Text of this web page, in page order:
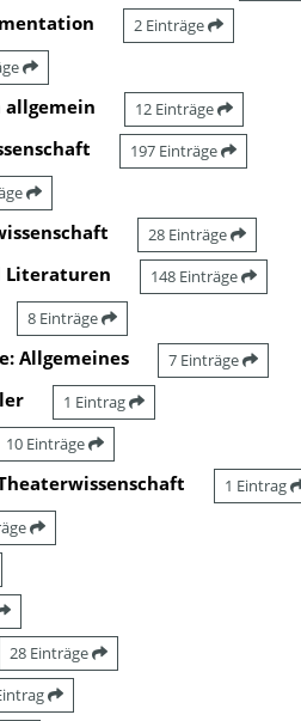
2 Einträge
allgemein 12 Einträge
197 Einträge
28 Einträge
Literaturen 148 Einträge
8 Einträge
Allgemeines 7 Einträge
1 Eintrag
10 Einträge
1 Eintrag
28 Einträge